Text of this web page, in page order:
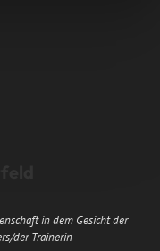
in dem Gesicht der
der Trainerin